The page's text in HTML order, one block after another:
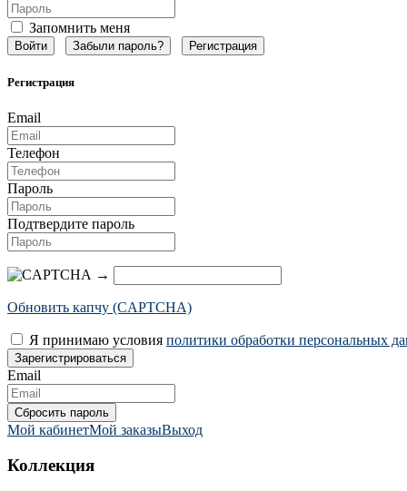
Запомнить меня
Забыли пароль? Регистрация
Регистрация
Email
Телефон
Пароль
Подтвердите пароль
→
Обновить капчу (CAPTCHA)
Я принимаю условия политики обработки персональных
Email
Мой кабинетМой заказыВыход
Коллекция